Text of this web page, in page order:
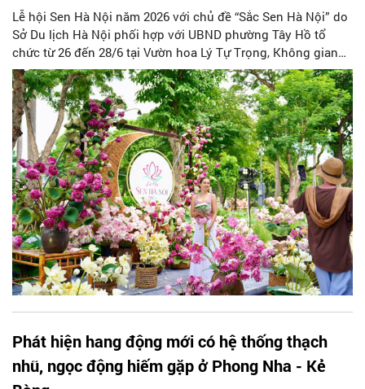
Lễ hội Sen Hà Nội năm 2026 với chủ đề “Sắc Sen Hà Nội” do
Sở Du lịch Hà Nội phối hợp với UBND phường Tây Hồ tổ
chức từ 26 đến 28/6 tại Vườn hoa Lý Tự Trọng, Không gian
Văn hóa sáng tạo Tây Hồ, Vườn hoa Lạc Long Quân và các
không gian văn hóa trên địa bàn phường Tây Hồ đã khép lại
thành công, để lại dấu ấn sâu sắc trong lòng người dân và
du khách.
Phát hiện hang động mới có hệ thống thạch
nhũ, ngọc động hiếm gặp ở Phong Nha - Kẻ